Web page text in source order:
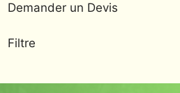
Demander un Devis
Filtre